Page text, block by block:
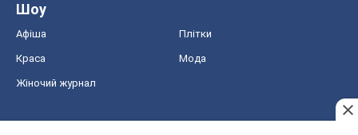
Шоу
Афіша Плітки
Краса Мода
Жіночий журнал